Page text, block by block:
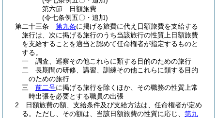
第六節
日額旅費
(令七条例五〇・追加)
第二十三条
第九条に掲げる旅費に代え日額旅費を支給する
旅行は、次に掲げる旅行のうち当該旅行の性質上日額旅費
を支給することを適当と認めて任命権者が指定するものと
する。
一
調査、巡察その他これらに類する目的のための旅行
二
長期間の研修、講習、訓練その他これらに類する目的
のための旅行
三
前二号に掲げる旅行を除くほか、その職務の性質上常
時出張を必要とする職員の出張
2
日額旅費の額、支給条件及び支給方法は、任命権者が定め
る。 ただし、その額は、当該日額旅費の性質に応じ、 第九